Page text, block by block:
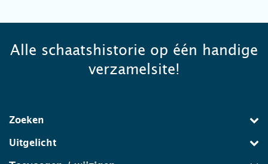
Alle schaatshistorie op één handige
verzamelsite!
Zoeken
Uitgelicht